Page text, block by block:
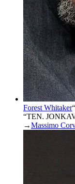
Forest Whitaker“
“TEN.
→Massimo